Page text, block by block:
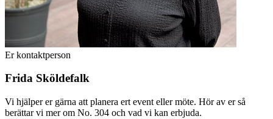
Er kontaktperson
Frida Sköldefalk
Vi hjälper er gärna att planera ert event eller möte. Hör av er så
berättar vi mer om No. 304 och vad vi kan erbjuda.